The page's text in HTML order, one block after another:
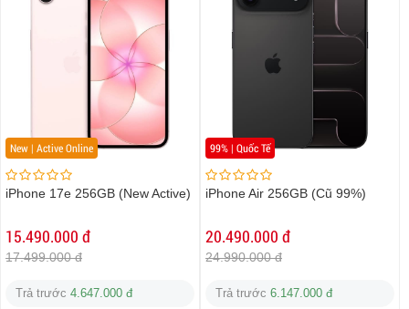
New | Active Online
iPhone 17e 256GB (New Active)
15.490.000 đ
17.499.000 đ
Trả trước 4.647.000 đ
99% | Quốc Tế
iPhone Air 256GB (Cũ 99%)
20.490.000 đ
24.990.000 đ
Trả trước 6.147.000 đ